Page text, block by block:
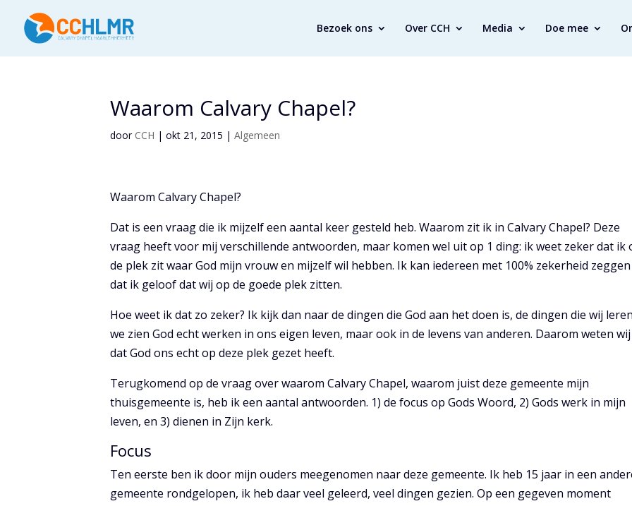
Bezoek ons Over CCH Media Doe mee
Waarom Calvary Chapel?
door CCH | okt 21, 2015 | Algemeen
Waarom Calvary Chapel?
Dat is een vraag die ik mijzelf een aantal keer gesteld heb. Waarom zit ik in Calvary Chapel? Deze
vraag heeft voor mij verschillende antwoorden, maar komen wel uit op 1 ding: ik weet zeker dat ik
de plek zit waar God mijn vrouw en mijzelf wil hebben. Ik kan iedereen met 100% zekerheid zeggen
dat ik geloof dat wij op de goede plek zitten.
Hoe weet ik dat zo zeker? Ik kijk dan naar de dingen die God aan het doen is, de dingen die wij
we zien God echt werken in ons eigen leven, maar ook in de levens van anderen. Daarom weten wij
dat God ons echt op deze plek gezet heeft.
Terugkomend op de vraag over waarom Calvary Chapel, waarom juist deze gemeente mijn
thuisgemeente is, heb ik een aantal antwoorden. 1) de focus op Gods Woord, 2) Gods werk in mijn
leven, en 3) dienen in Zijn kerk.
Focus
Ten eerste ben ik door mijn ouders meegenomen naar deze gemeente. Ik heb 15 jaar in een
gemeente rondgelopen, ik heb daar veel geleerd, veel dingen gezien. Op een gegeven moment